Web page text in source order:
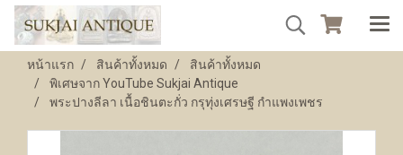
หน้าแรก สินค้าทั้งหมด
สินค้าทั้งหมด
พิเศษจาก YouTube Sukjai Antique
พระปางลีลา เนื้อชินตะกั่ว กรุทุ่งเศรษฐี กำแพงเพชร